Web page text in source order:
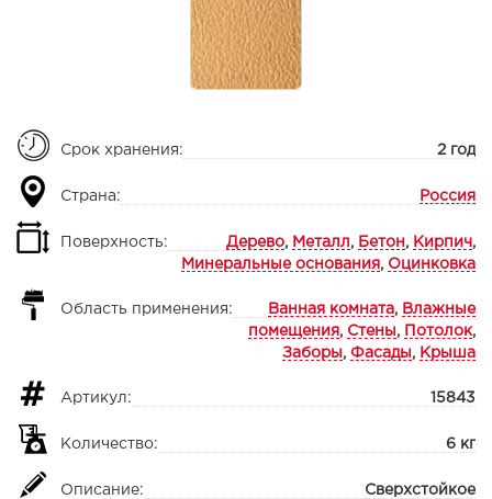
Срок хранения: 2 год
Страна: Россия
Поверхность: Дерево, Металл , Бетон , Кирпич ,
Минеральные основания , Оцинковка
Область применения: Ванная комната, Влажные
помещения , Стены , Потолок,
Заборы , Фасады , Крыша
Артикул: 15843
Количество: 6 кг
Описание: Сверхстойкое